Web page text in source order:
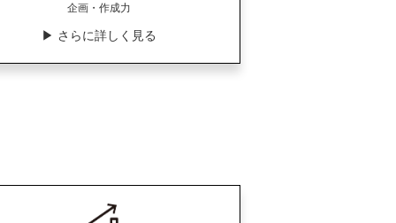
企画・作成力
▶︎ さらに詳しく見る